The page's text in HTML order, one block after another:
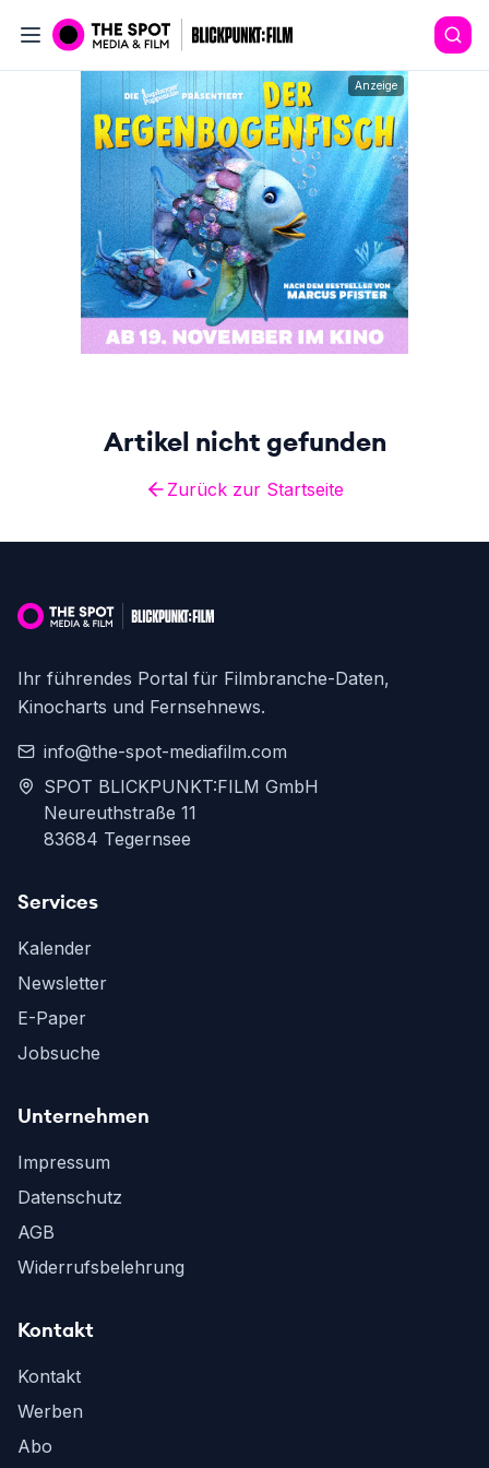
Anzeige
Artikel nicht gefunden
Zurück zur Startseite
Ihr führendes Portal für Filmbranche-Daten,
Kinocharts und Fernsehnews.
info@the-spot-mediafilm.com
SPOT BLICKPUNKT:FILM GmbH
Neureuthstraße 11
83684 Tegernsee
Services
Kalender
Newsletter
E-Paper
Jobsuche
Unternehmen
Impressum
Datenschutz
AGB
Widerrufsbelehrung
Kontakt
Kontakt
Werben
Abo